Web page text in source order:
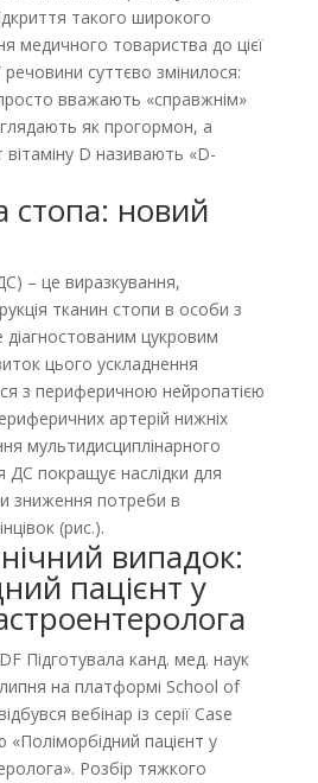
такого широкого
медичного товариства до цієї
речовини суттєво змінилося:
вважають «справжнім»
як прогормон, а
D називають «D-
стопа: новий
– це виразкування,
тканин стопи в особи з
цукровим
цього ускладнення
з периферичною нейропатією
артерій нижніх
мультидисциплінарного
ДС покращує наслідки для
зниження потреби в
(рис.).
випадок:
пацієнт у
Підготувала канд. мед. наук
на платформі School of
вебінар із серії Case
«Поліморбідний пацієнт у
Розбір тяжкого